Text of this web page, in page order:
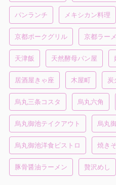
パンランチ メキシカン料理
京都ポークグリル 京都ラー
天津飯 天然酵母パン屋
居酒屋きゃ座 木屋町 炭
烏丸三条コスタ 烏丸六角
烏丸御池テイクアウト 烏丸
烏丸御池洋食ビストロ 焼き
豚骨醤油ラーメン 贅沢めし